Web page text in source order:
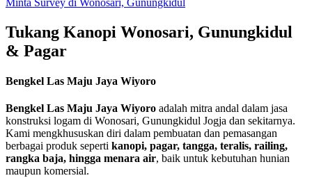
Tukang Kanopi Wonosari, Gunungkidul
& Pagar
Bengkel Las Maju Jaya Wiyoro
Bengkel Las Maju Jaya Wiyoro adalah mitra andal dalam jasa
konstruksi logam di Wonosari, Gunungkidul Jogja dan sekitarnya.
Kami mengkhususkan diri dalam pembuatan dan pemasangan
berbagai produk seperti kanopi, pagar, tangga, teralis, railing,
rangka baja, hingga menara air, baik untuk kebutuhan hunian
maupun komersial.